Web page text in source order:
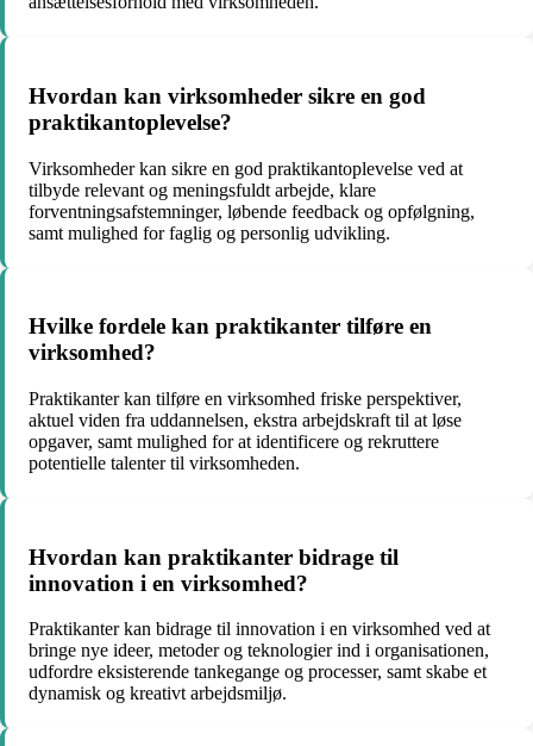
Hvordan kan virksomheder sikre en god
praktikantoplevelse?
Virksomheder kan sikre en god praktikantoplevelse ved at
tilbyde relevant og meningsfuldt arbejde, klare
forventningsafstemninger, løbende feedback og opfølgning,
samt mulighed for faglig og personlig udvikling.
Hvilke fordele kan praktikanter tilføre en
virksomhed?
Praktikanter kan tilføre en virksomhed friske perspektiver,
aktuel viden fra uddannelsen, ekstra arbejdskraft til at løse
opgaver, samt mulighed for at identificere og rekruttere
potentielle talenter til virksomheden.
Hvordan kan praktikanter bidrage til
innovation i en virksomhed?
Praktikanter kan bidrage til innovation i en virksomhed ved at
bringe nye ideer, metoder og teknologier ind i organisationen,
udfordre eksisterende tankegange og processer, samt skabe et
dynamisk og kreativt arbejdsmiljø.